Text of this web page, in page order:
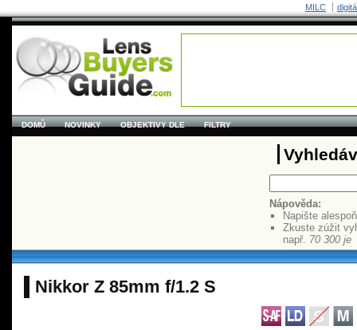
MILC
DOMŮ NOVINKY OBJEKTIVY DLE FILTRY
Nápověda:
Napište
Zkuste zúžit
např. 70 300 je
Nikkor Z 85mm f/1.2 S